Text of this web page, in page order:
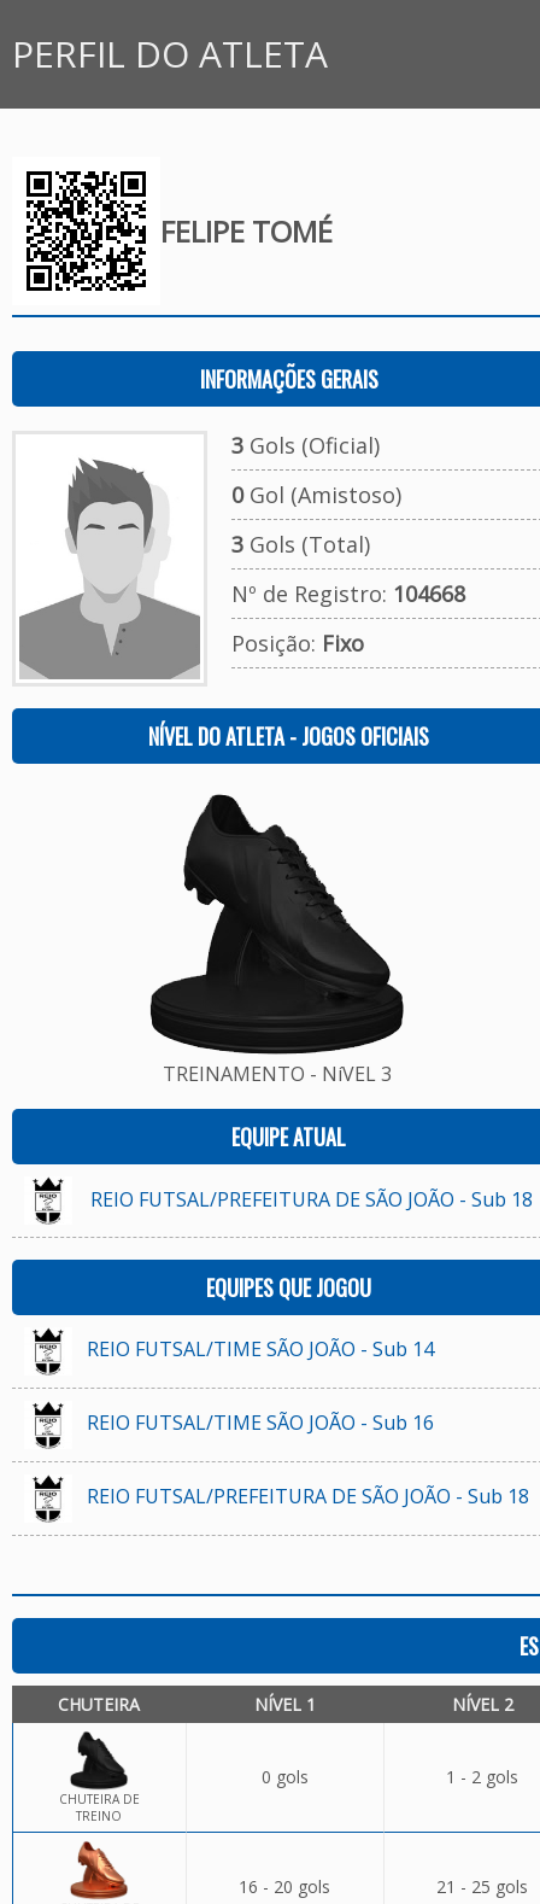
PERFIL DO ATLETA
FELIPE TOMÉ
INFORMAÇÕES GERAIS
3Gols (Oficial)
0Gol (Amistoso)
3Gols (Total)
Nº de Registro: 104668
Posição: Fixo
NÍVEL DO ATLETA - JOGOS OFICIAIS
TREINAMENTO - NíVEL 3
EQUIPE ATUAL
REIO FUTSAL/PREFEITURA DE SÃO JOÃO - Sub 18
EQUIPES QUE JOGOU
REIO FUTSAL/TIME SÃO JOÃO - Sub 14
REIO FUTSAL/TIME SÃO JOÃO - Sub 16
REIO FUTSAL/PREFEITURA DE SÃO JOÃO - Sub 18
CHUTEIRA NÍVEL 1 NÍVEL 2
CHUTEIRA DE
TREINO
0 gols 1 - 2 gols
16 - 20 gols 21 - 25 gols